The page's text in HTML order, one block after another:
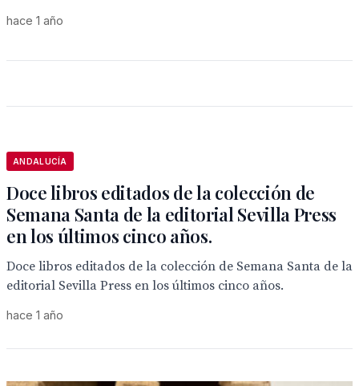
hace 1 año
ANDALUCÍA
Doce libros editados de la colección de
Semana Santa de la editorial Sevilla Press
en los últimos cinco años.
Doce libros editados de la colección de Semana Santa de la
editorial Sevilla Press en los últimos cinco años.
hace 1 año